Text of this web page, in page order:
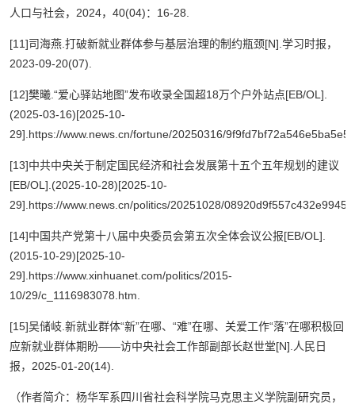
人口与社会，2024，40(04)：16-28.
[11]司海燕.打破新就业群体参与基层治理的制约瓶颈[N].学习时报，
2023-09-20(07).
[12]樊曦.“爱心驿站地图”发布收录全国超18万个户外站点[EB/OL].
(2025-03-16)[2025-10-
29].https://www.news.cn/fortune/20250316/
[13]中共中央关于制定国民经济和社会发展第十五个五年规划的建议
[EB/OL].(2025-10-28)[2025-10-
29].https://www.news.cn/politics/20251028/
[14]中国共产党第十八届中央委员会第五次全体会议公报[EB/OL].
(2015-10-29)[2025-10-
29].https://www.xinhuanet.com/politics/2015-
10/29/c_1116983078.htm.
[15]吴储岐.新就业群体“新”在哪、“难”在哪、关爱工作“落”在哪积极回
应新就业群体期盼——访中央社会工作部副部长赵世堂[N].人民日
报，2025-01-20(14).
（作者简介：杨华军系四川省社会科学院马克思主义学院副研究员，